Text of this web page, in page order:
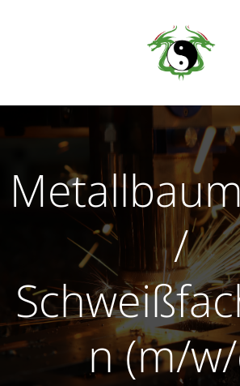
Inhalt
springen
/
n (m/